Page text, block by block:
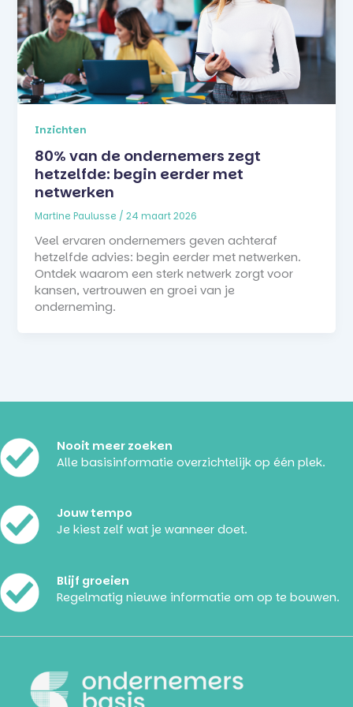
Inzichten
80% van de ondernemers zegt
hetzelfde: begin eerder met
netwerken
Martine Paulusse /24 maart 2026
Veel ervaren ondernemers geven achteraf
hetzelfde advies: begin eerder met netwerken.
Ontdek waarom een sterk netwerk zorgt voor
kansen, vertrouwen en groei van je
onderneming.
Nooit meer zoeken
Alle basisinformatie overzichtelijk op één plek.
Jouw tempo
Je kiest zelf wat je wanneer doet.
Blijf groeien
Regelmatig nieuwe informatie om op te bouwen.